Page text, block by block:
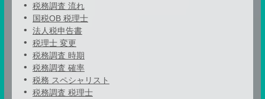
税務調査 流れ
国税OB 税理士
法人税申告書
税理士 変更
税務調査 時期
税務調査 確率
税務 スペシャリスト
税務調査 税理士